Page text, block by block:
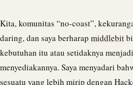
Kita, komunitas “no-coast”,
daring, dan saya berharap middlebit
kebutuhan itu atau setidaknya
menyediakannya. Saya menyadari
sesuatu yang lebih mirip dengan